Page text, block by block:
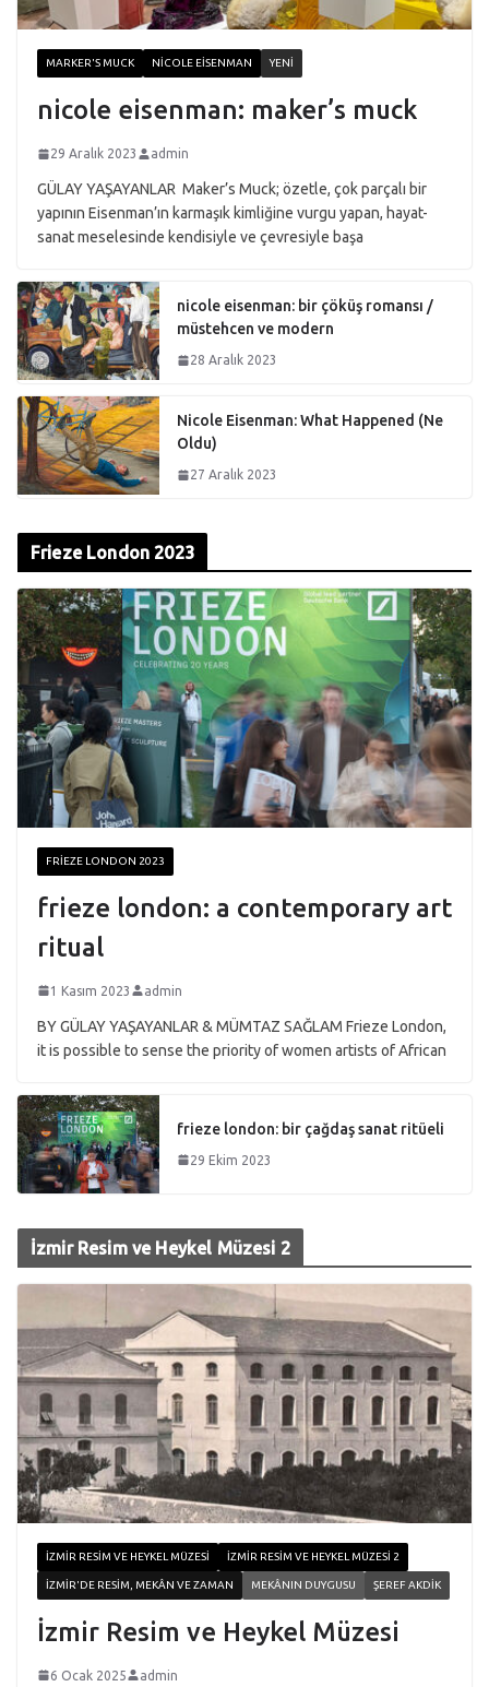
MARKER'S MUCK NICOLE EISENMAN YENI
nicole eisenman: maker’s muck
29 Aralık 2023 admin
GÜLAY YAŞAYANLAR Maker’s Muck; özetle, çok parçalı bir
yapının Eisenman’ın karmaşık kimliğine vurgu yapan, hayat-
sanat meselesinde kendisiyle ve çevresiyle başa
nicole eisenman: bir çöküş romansı /
müstehcen ve modern
28 Aralık 2023
Nicole Eisenman: What Happened (Ne
Oldu)
27 Aralık 2023
Frieze London 2023
FRIEZE LONDON 2023
frieze london: a contemporary art
ritual
1 Kasım 2023 admin
BY GÜLAY YAŞAYANLAR & MÜMTAZ SAĞLAM Frieze London,
it is possible to sense the priority of women artists of African
frieze london: bir çağdaş sanat ritüeli
29 Ekim 2023
İzmir Resim ve Heykel Müzesi 2
İZMIR RESIM VE HEYKEL MÜZESI İZMIR RESIM VE HEYKEL MÜZESI 2
İZMIR'DE RESIM, MEKÂN VE ZAMAN MEKÂNIN DUYGUSU ŞEREF AKDIK
İzmir Resim ve Heykel Müzesi
6 Ocak 2025 admin